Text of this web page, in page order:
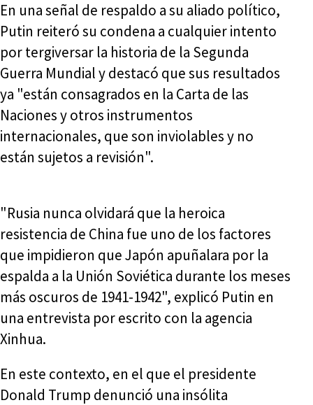
En una señal de respaldo a su aliado político,
Putin reiteró su condena a cualquier intento
por tergiversar la historia de la Segunda
Guerra Mundial y destacó que sus resultados
ya "están consagrados en la Carta de las
Naciones y otros instrumentos
internacionales, que son inviolables y no
están sujetos a revisión".
"Rusia nunca olvidará que la heroica
resistencia de China fue uno de los factores
que impidieron que Japón apuñalara por la
espalda a la Unión Soviética durante los meses
más oscuros de 1941-1942", explicó Putin en
una entrevista por escrito con la agencia
Xinhua.
En este contexto, en el que el presidente
Donald Trump denunció una insólita